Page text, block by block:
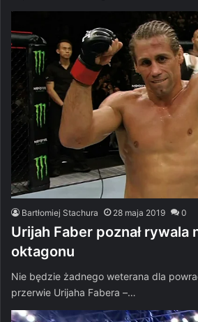
Bartłomiej Stachura 28 maja 2019 0
Urijah Faber poznał rywala
oktagonu
Nie będzie żadnego weterana dla
przerwie Urijaha Fabera –…